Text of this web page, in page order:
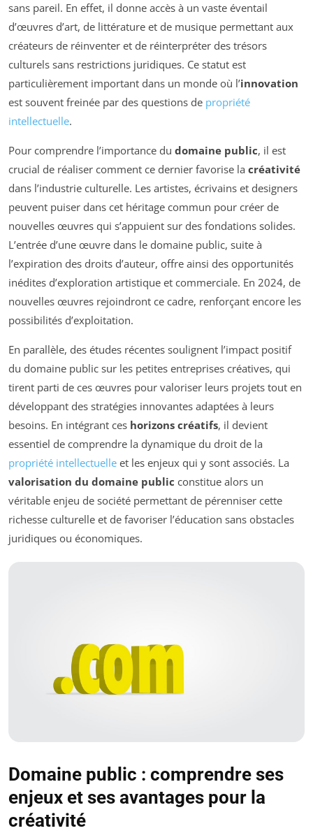
sans pareil. En effet, il donne accès à un vaste éventail
d’œuvres d’art, de littérature et de musique permettant aux
créateurs de réinventer et de réinterpréter des trésors
culturels sans restrictions juridiques. Ce statut est
particulièrement important dans un monde où l’innovation
est souvent freinée par des questions de propriété
intellectuelle.
Pour comprendre l’importance du domaine public, il est
crucial de réaliser comment ce dernier favorise la créativité
dans l’industrie culturelle. Les artistes, écrivains et designers
peuvent puiser dans cet héritage commun pour créer de
nouvelles œuvres qui s’appuient sur des fondations solides.
L’entrée d’une œuvre dans le domaine public, suite à
l’expiration des droits d’auteur, offre ainsi des opportunités
inédites d’exploration artistique et commerciale. En 2024, de
nouvelles œuvres rejoindront ce cadre, renforçant encore les
possibilités d’exploitation.
En parallèle, des études récentes soulignent l’impact positif
du domaine public sur les petites entreprises créatives, qui
tirent parti de ces œuvres pour valoriser leurs projets tout en
développant des stratégies innovantes adaptées à leurs
besoins. En intégrant ces horizons créatifs, il devient
essentiel de comprendre la dynamique du droit de la
propriété intellectuelle et les enjeux qui y sont associés. La
valorisation du domaine public constitue alors un
véritable enjeu de société permettant de pérenniser cette
richesse culturelle et de favoriser l’éducation sans obstacles
juridiques ou économiques.
Domaine public : comprendre ses
enjeux et ses avantages pour la
créativité